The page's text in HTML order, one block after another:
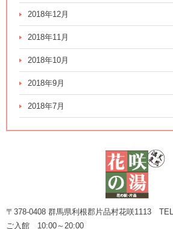
2018年12月
2018年11月
2018年10月
2018年9月
2018年7月
〒378-0408 群馬県利根郡片品村花咲1113 TEL
ご入館 10:00～20:00